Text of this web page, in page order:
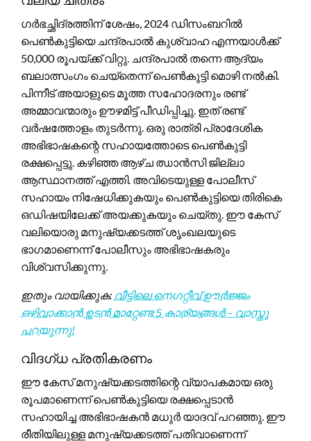
ഗർഭച്ഛിദ്രത്തിന് ശേഷം, 2024 ഡിസംബറിൽ
പെൺകുട്ടിയെ ചന്ദ്രപാൽ കുശ്വാഹ എന്നയാൾക്ക്
50,000 രൂപയ്ക്ക് വിറ്റു. ചന്ദ്രപാൽ തന്നെ ആദ്യം
ബലാത്സംഗം ചെയ്തെന്ന് പെൺകുട്ടി മൊഴി നൽകി.
പിന്നീട് അയാളുടെ മൂത്ത സഹോദരനും രണ്ട്
അമ്മാവന്മാരും ഊഴമിട്ട് പീഡിപ്പിച്ചു. ഇത് രണ്ട്
വർഷത്തോളം തുടർന്നു. ഒരു രാത്രി പ്രാദേശിക
അഭിഭാഷകന്റെ സഹായത്തോടെ പെൺകുട്ടി
രക്ഷപ്പെട്ടു. കഴിഞ്ഞ ആഴ്ച ഝാൻസി ജില്ലാ
ആസ്ഥാനത്ത് എത്തി. അവിടെയുള്ള പോലീസ്
സഹായം നിഷേധിക്കുകയും പെൺകുട്ടിയെ തിരികെ
ഒഡിഷയിലേക്ക് അയക്കുകയും ചെയ്തു. ഈ കേസ്
വലിയൊരു മനുഷ്യക്കടത്ത് ശൃംഖലയുടെ
ഭാഗമാണെന്ന് പോലീസും അഭിഭാഷകരും
വിശ്വസിക്കുന്നു.
ഇതും വായിക്കുക: വീട്ടിലെ നെഗറ്റീവ് ഊർജ്ജം
ഒഴിവാക്കാൻ ഉടൻ മാറ്റേണ്ട 5 കാര്യങ്ങൾ – വാസ്തു
പറയുന്നു!
വിദഗ്ധ പ്രതികരണം
ഈ കേസ് മനുഷ്യക്കടത്തിന്റെ വ്യാപകമായ ഒരു
രൂപമാണെന്ന് പെൺകുട്ടിയെ രക്ഷപ്പെടാൻ
സഹായിച്ച അഭിഭാഷകൻ മധുർ യാദവ് പറഞ്ഞു. ഈ
രീതിയിലുള്ള മനുഷ്യക്കടത്ത് പതിവാണെന്ന്